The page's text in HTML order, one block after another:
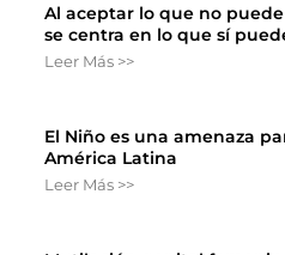
Al aceptar lo que no
se centra en lo que sí
Leer Más >>
El Niño es una amenaza
América Latina
Leer Más >>